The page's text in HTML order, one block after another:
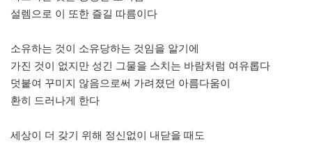
설렘으로 이 또한 즐길 따름이다
소유하는 것이 소유당하는 것임을 알기에
가진 것이 없지만 성긴 그물을 스치는 바람처럼 여유롭다
덧붙여 꾸미지 않음으로써 가려졌던 아름다움이
환히 드러나게 한다
세상이 더 갖기 위해 정신없이 내닫을 때도